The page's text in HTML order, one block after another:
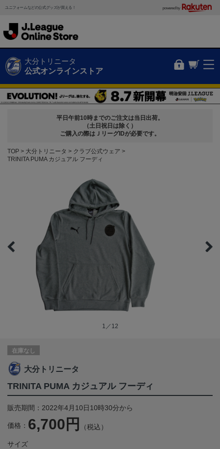
ユニフォームなどの公式グッズが買える！ powered by
大分トリニータ
公式オンラインストア
平日午前10時までのご注文は当日出荷。
（土日祝日は除く）
ご購入の際はＪリーグIDが必要です。
TOP 大分トリニータ
クラブ公式ウェア
TRINITA PUMA カジュアル フーディ
1／12
在庫なし
大分トリニータ
TRINITA PUMA カジュアル フーディ
販売期間：2022年4月10日10時30分から
価格： 6,700円 （税込）
サイズ